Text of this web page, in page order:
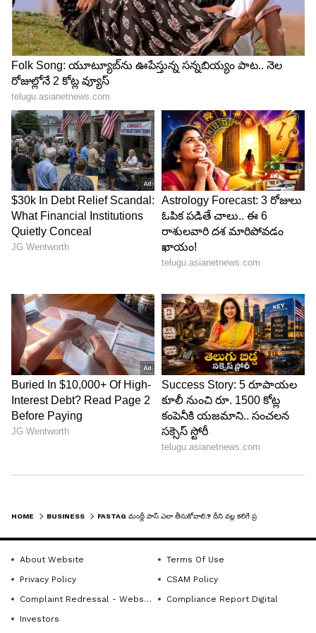
Image Credit :Asianet News
ఆన్‌లైన్‌లో FASTag Monthly Pass ఎలా కొనుగోలు
చేయాలి?
ఇంట్లో నుంచే సులభంగా FASTag Monthly Pass
పొందవచ్చు. ఇందుకు ఈ కింది స్టెప్స్ ఫాలో అయితే
స‌రిపోతుంది.
* ముందుగా IHMCL వెబ్‌సైట్‌లోకి వెళ్లి "Buy Monthly
FASTag Pass" ఎంపికను ఎంచుకోవాలి.
* మీరు ఉపయోగించే టోల్ ప్లాజాను ఎంపిక చేసి,
CAPTCHA ధృవీకరణ పూర్తి చేయాలి.
* ఆ తర్వాత బ్యాంక్ పేజీకి వెళ్లి FASTag Tag ID లేదా
* మీకు అవసరమైన పాస్ రకం, ప్లాన్‌ను ఎంచుకుని చెల్లింపు
పూర్తి చేయాలి.
* చెల్లింపు పూర్తైన తర్వాత రసీదు జనరేట్ అవుతుంది.
దానిని డౌన్‌లోడ్ చేసుకుని భద్రపరచుకోవాలి.
5
5
NHAI ఇటీవల ప్రవేశపెట్టిన FASTag Annual Pass
ఎక్కువ దూర ప్రయాణాలు చేసే వారి కోసం
HOME BUSINESS
About Website
Terms Of Use
Privacy Policy
CSAM Policy
Complaint Redressal - Website
Compliance Report Digital
Investors